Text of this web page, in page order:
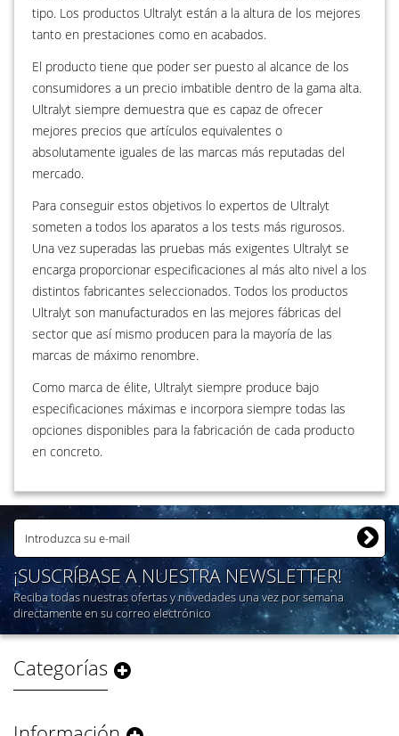
tipo. Los productos Ultralyt están a la altura de los mejores
tanto en prestaciones como en acabados.
El producto tiene que poder ser puesto al alcance de los
consumidores a un precio imbatible dentro de la gama alta.
Ultralyt siempre demuestra que es capaz de ofrecer
mejores precios que artículos equivalentes o
absolutamente iguales de las marcas más reputadas del
mercado.
Para conseguir estos objetivos lo expertos de Ultralyt
someten a todos los aparatos a los tests más rigurosos.
Una vez superadas las pruebas más exigentes Ultralyt se
encarga proporcionar especificaciones al más alto nivel a los
distintos fabricantes seleccionados. Todos los productos
Ultralyt son manufacturados en las mejores fábricas del
sector que así mismo producen para la mayoría de las
marcas de máximo renombre.
Como marca de élite, Ultralyt siempre produce bajo
especificaciones máximas e incorpora siempre todas las
opciones disponibles para la fabricación de cada producto
en concreto.
¡SUSCRÍBASE A NUESTRA NEWSLETTER!
Reciba todas nuestras ofertas y novedades una vez por semana
directamente en su correo electrónico
Categorías